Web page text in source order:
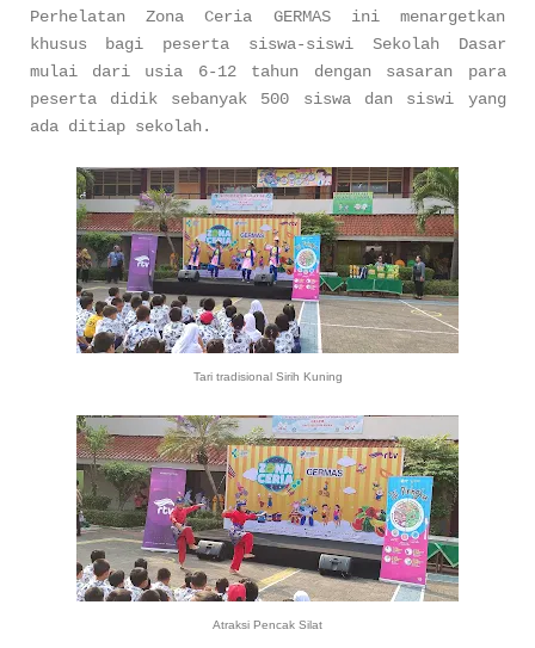
Perhelatan Zona Ceria GERMAS ini menargetkan
khusus bagi peserta siswa-siswi Sekolah Dasar
mulai dari usia 6-12 tahun dengan sasaran para
peserta didik sebanyak 500 siswa dan siswi yang
ada ditiap sekolah.
Tari tradisional Sirih Kuning
Atraksi Pencak Silat